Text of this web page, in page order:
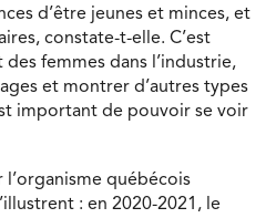
d’être jeunes et minces, et
constate-t-elle. C’est
femmes dans l’industrie,
et montrer d’autres types
important de pouvoir se voir
l’organisme québécois
: en 2020-2021, le